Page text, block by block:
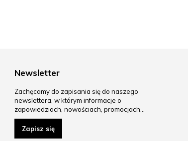
Newsletter
Zachęcamy do zapisania się do naszego
newslettera, w którym informacje o
zapowiedziach, nowościach, promocjach…
Zapisz się